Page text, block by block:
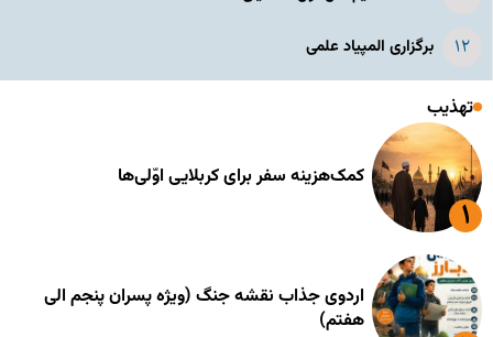
برگزاری المپیاد علمی
تهذیب
کمک‌هزینه سفر برای کربلایی اوّلی‌ها
اردوی جذاب نقشه جنگ (ویژه پسران پنجم الی
هفتم)